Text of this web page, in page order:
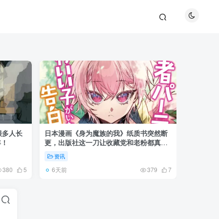
多人长
380 5
日本漫画《身为魔族的我》纸质书突然断
更，出版社这一刀让收藏党和老粉都真慌
了起来！
资讯
6天前 379 7